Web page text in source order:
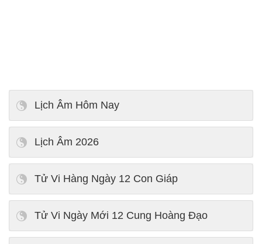
Lịch Âm Hôm Nay
Lịch Âm 2026
Tử Vi Hàng Ngày 12 Con Giáp
Tử Vi Ngày Mới 12 Cung Hoàng Đạo